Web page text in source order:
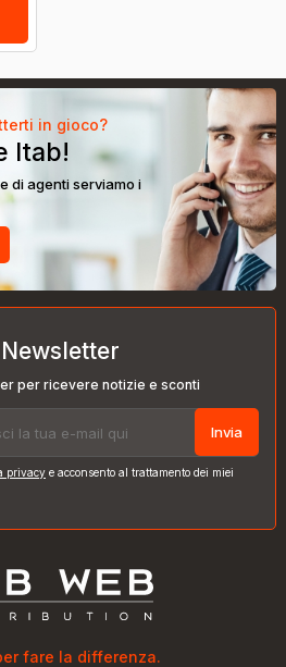
in gioco?
Itab!
di agenti serviamo i
per ricevere notizie e sconti
Invia
privacy e acconsento al trattamento dei miei
fare la differenza.